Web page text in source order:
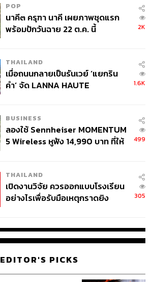
POP
นาคี๓ ครุฑา นาคี เผยภาพชุดแรก
พร้อมปักวันฉาย 22 ต.ค. นี้
2K
THAILAND
เมื่อถนนกลายเป็นรันเวย์ ‘แยกริน
คำ’ จัด LANNA HAUTE
1.6K
BUSINESS
ลองใช้ Sennheiser MOMENTUM
5 Wireless หูฟัง 14,990 บาท ที่ให้
499
THAILAND
เปิดงานวิจัย ควรออกแบบโรงเรียน
อย่างไรเพื่อรับมือเหตุกราดยิง
305
EDITOR'S PICKS